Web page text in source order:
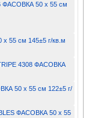
ФАСОВКА 50 x 55 см
55 см 145±5 г/кв.м
4308 ФАСОВКА
50 x 55 см 122±5 г/
ФАСОВКА 50 x 55